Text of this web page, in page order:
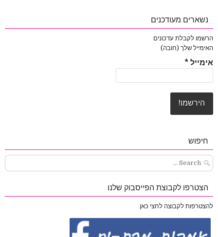
נשארים מעודכנים
הרשמו לקבלת עדכונים
האימייל שלך (חובה)
אימייל *
חיפוש
Search
for:
הצטרפו לקבוצת הפייסבוק שלנו
להצטרפות לקבוצה לחצי כאן